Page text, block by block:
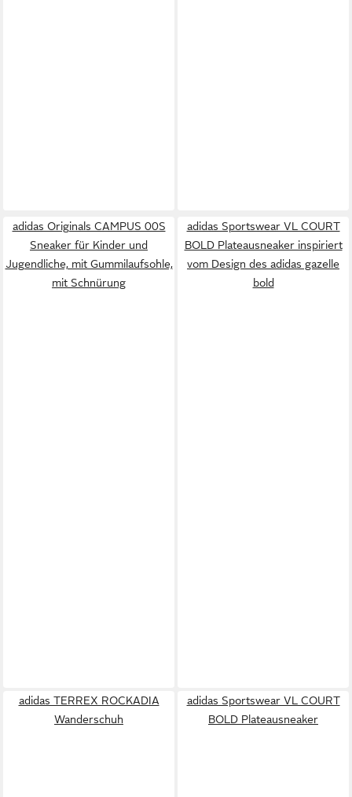
adidas Originals CAMPUS 00S
Sneaker für Kinder und
Jugendliche, mit Gummilaufsohle,
mit Schnürung
adidas Sportswear VL COURT
BOLD Plateausneaker inspiriert
vom Design des adidas gazelle
bold
adidas TERREX ROCKADIA
Wanderschuh
adidas Sportswear VL COURT
BOLD Plateausneaker